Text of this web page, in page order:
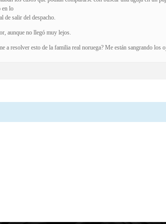
en lo
de salir del despacho.
aunque no llegó muy lejos.
resolver esto de la familia real noruega? Me están sangrando los